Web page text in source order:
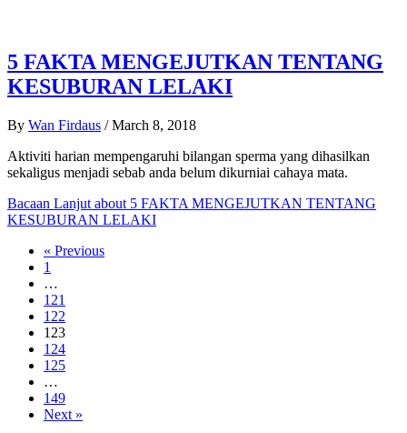
5 FAKTA MENGEJUTKAN TENTANG
KESUBURAN LELAKI
By Wan Firdaus / March 8, 2018
Aktiviti harian mempengaruhi bilangan sperma yang dihasilkan
sekaligus menjadi sebab anda belum dikurniai cahaya mata.
Bacaan Lanjut about 5 FAKTA MENGEJUTKAN TENTANG
KESUBURAN LELAKI
« Previous
1
…
121
122
123
124
125
…
149
Next »